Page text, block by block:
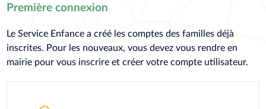
Première connexion
Le Service Enfance a créé les comptes des familles déjà
inscrites. Pour les nouveaux, vous devez vous rendre en
mairie pour vous inscrire et créer votre compte utilisateur.